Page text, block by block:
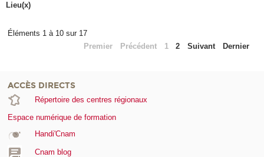
Lieu(x)
Éléments 1 à 10 sur 17
Premier
Précédent 1 2 Suivant Dernier
ACCÈS DIRECTS
Répertoire des centres régionaux
Espace numérique de formation
Handi'Cnam
Cnam blog